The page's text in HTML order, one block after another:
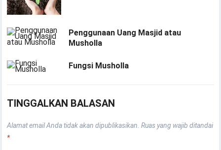
Penggunaan Uang Masjid atau
Musholla
Fungsi Musholla
TINGGALKAN BALASAN
Alamat email Anda tidak akan dipublikasikan. Ruas yang wajib ditandai
*